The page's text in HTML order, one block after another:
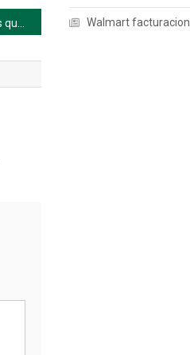
Walmart facturacion